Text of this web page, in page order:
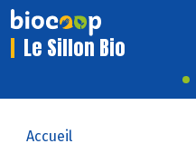
Le Sillon Bio
Accueil